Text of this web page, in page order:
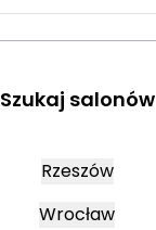
Szukaj salonów
Rzeszów
Wrocław